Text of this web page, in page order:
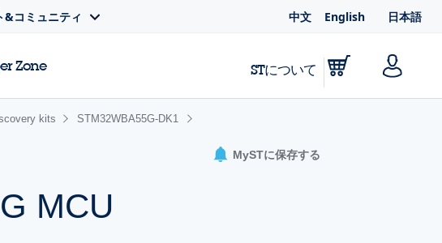
&コミュニティ 中文 English 日本語
Zone STについて
kits STM32WBA55G-DK1
MCU
MySTに保存する